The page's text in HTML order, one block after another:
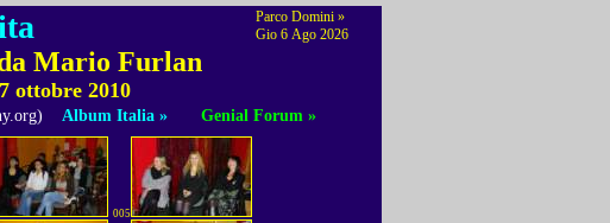
Parco Domini »
Gio 6 Ago 2026
Mario Furlan
ottobre 2010
Album Italia » Genial Forum »
005